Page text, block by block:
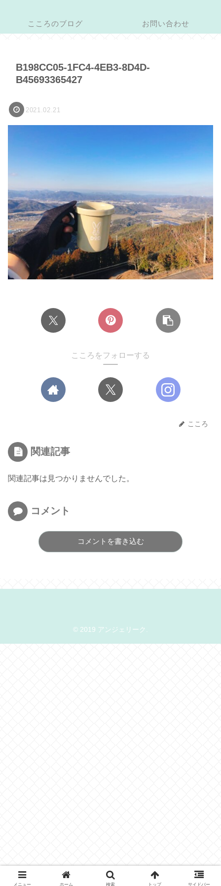
こころのブログ お問い合わせ
B198CC05-1FC4-4EB3-8D4D-
B45693365427
2021.02.21
こころをフォローする
こころ
関連記事
関連記事は見つかりませんでした。
コメント
コメントを書き込む
© 2019 アンジェリーク.
メニュー ホーム 検索 トップ サイドバー